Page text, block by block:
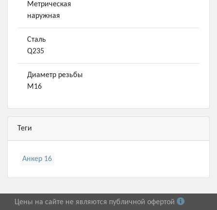
Метрическая
наружная
Сталь
Q235
Диаметр резьбы
М16
Теги
Анкер 16
Цены на сайте не являются публичной офертой